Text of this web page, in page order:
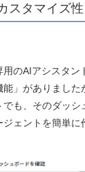
スタマイズ性
のAIアシスタン
能」がありました
も、そのダッシ
ェントを簡単に